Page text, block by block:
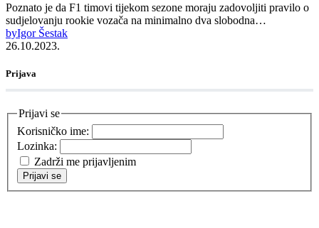
Poznato je da F1 timovi tijekom sezone moraju zadovoljiti pravilo o
sudjelovanju rookie vozača na minimalno dva slobodna…
byIgor Šestak
26.10.2023.
Prijava
Prijavi se
Korisničko ime:
Lozinka:
Zadrži me prijavljenim
Prijavi se